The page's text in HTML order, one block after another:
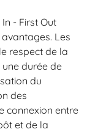
- First Out
Les
respect de la
durée de
du
des
connexion entre
et de la